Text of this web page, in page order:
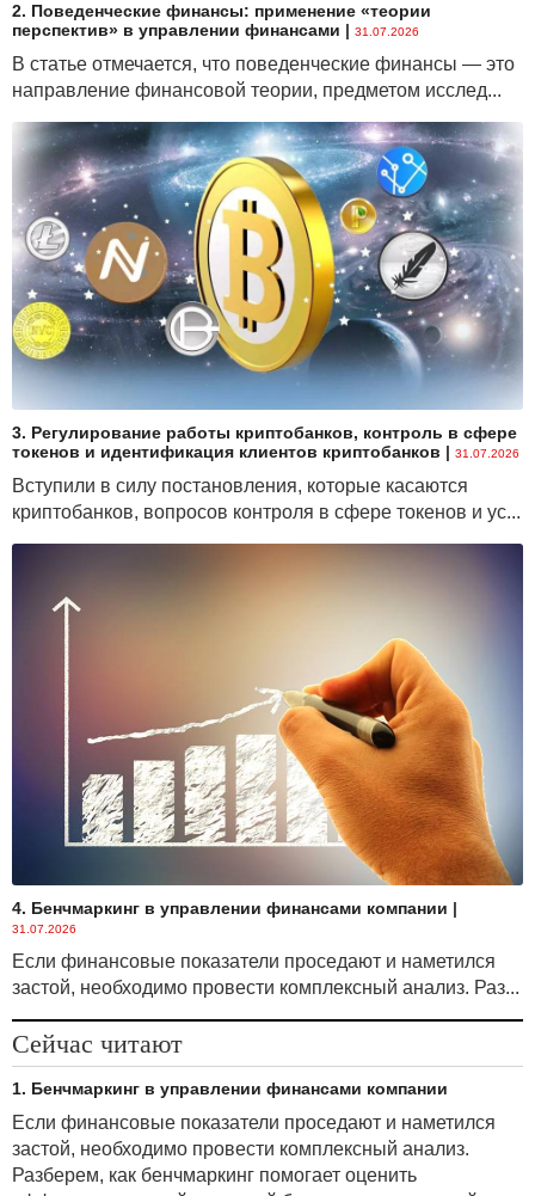
2. Поведенческие финансы: применение «теории
перспектив» в управлении финансами | 31.07.2026
В статье отмечается, что поведенческие финансы — это
направление финансовой теории, предметом исслед...
3. Регулирование работы криптобанков, контроль в сфере
токенов и идентификация клиентов криптобанков | 31.07.2026
Вступили в силу постановления, которые касаются
криптобанков, вопросов контроля в сфере токенов и ус...
4. Бенчмаркинг в управлении финансами компании |
31.07.2026
Если финансовые показатели проседают и наметился
застой, необходимо провести комплексный анализ. Раз...
Сейчас читают
1. Бенчмаркинг в управлении финансами компании
Если финансовые показатели проседают и наметился
застой, необходимо провести комплексный анализ.
Разберем, как бенчмаркинг помогает оценить